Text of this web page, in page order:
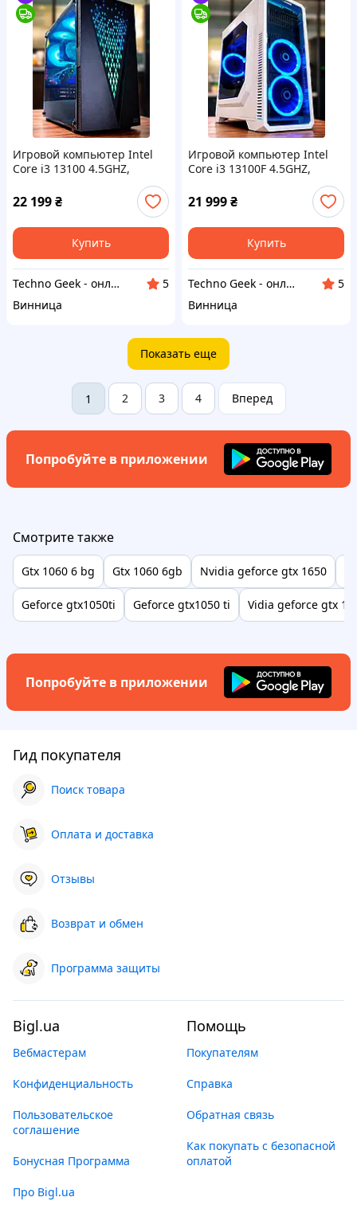
Игровой компьютер Intel
Core i3 13100 4.5GHZ,
GTX1060, 16GB DDR4, SSD
240, HDD 500GB
22 199₴
Купить
Techno Geek - онлайн магазин компьютеров
5
Винница
Игровой компьютер Intel
Core i3 13100F 4.5GHZ,
SSD240, 500GB
21 999₴
Купить
Techno Geek - онлайн магазин компьютеров
5
Винница
Показать еще
1 2 3 4 Вперед
Попробуйте в приложении
Смотрите также
Gtx 1060 6 bg Gtx 1060 6gb Nvidia geforce gtx 1650
Geforce gtx1050ti Geforce gtx1050 ti Vidia geforce gtx
Попробуйте в приложении
Гид покупателя
Поиск товара
Оплата и доставка
Отзывы
Возврат и обмен
Программа защиты
Bigl.ua
Вебмастерам
Конфиденциальность
Пользовательское
соглашение
Бонусная Программа
Про Bigl.ua
Помощь
Покупателям
Справка
Обратная связь
Как покупать с безопасной
оплатой